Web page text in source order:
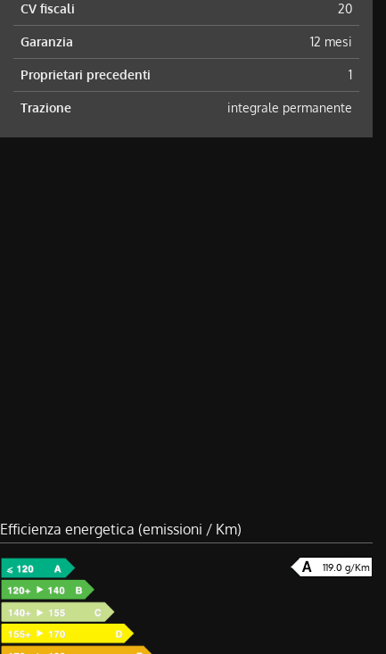
CV fiscali 20
Garanzia 12 mesi
Proprietari precedenti 1
Trazione integrale permanente
Efficienza energetica (emissioni / Km)
119.0 g/Km